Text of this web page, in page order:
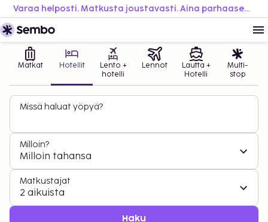
Varaa helposti. Matkusta joustavasti. Aina parhaaseen hintaan.
Matkat Hotellit
Lento +
hotelli
Lennot
Lautta +
Hotelli
Multi-
stop
Missä haluat yöpyä?
Milloin?
Milloin tahansa
Matkustajat
2 aikuista
Haku